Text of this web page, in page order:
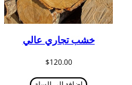
خشب تجاري عالي
$120.00